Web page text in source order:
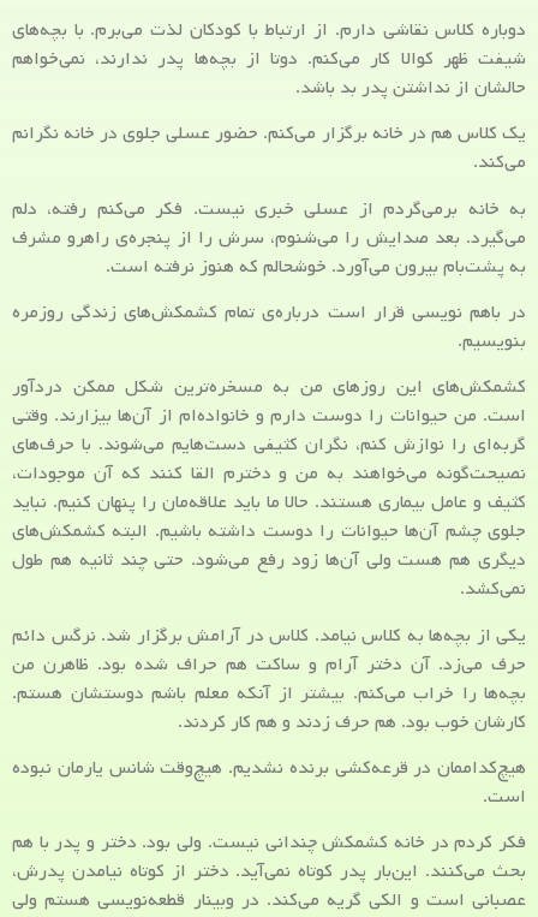
دوباره کلاس نقاشی دارم. از ارتباط با کودکان لذت می‌برم. با بچه‌های
شیفت ظهر کوالا کار می‌کنم. دوتا از بچه‌ها پدر ندارند، نمی‌خواهم
حالشان از نداشتن پدر بد باشد.
یک کلاس هم در خانه برگزار می‌کنم. حضور عسلی جلوی در خانه نگرانم
می‌کند.
به خانه برمی‌گردم از عسلی خبری نیست. فکر می‌کنم رفته، دلم
می‌گیرد. بعد صدایش را می‌شنوم، سرش را از پنجره‌ی راهرو مشرف
به پشت‌بام بیرون می‌آورد. خوشحالم که هنوز نرفته است.
در باهم نویسی قرار است درباره‌ی تمام کشمکش‌های زندگی روزمره
بنویسیم.
کشمکش‌های این روزهای من به مسخره‌ترین شکل ممکن دردآور
است. من حیوانات را دوست دارم و خانواده‌ام از آن‌ها بیزارند. وقتی
گربه‌ای را نوازش کنم، نگران کثیفی دست‌هایم می‌شوند. با حرف‌های
نصیحت‌گونه می‌خواهند به من و دخترم القا کنند که آن موجودات،
کثیف و عامل بیماری هستند. حالا ما باید علاقه‌مان را پنهان کنیم. نباید
جلوی چشم آن‌ها حیوانات را دوست داشته باشیم. البته کشمکش‌های
دیگری هم هست ولی آن‌ها زود رفع می‌شود. حتی چند ثانیه هم طول
نمی‌کشد.
یکی از بچه‌ها به کلاس نیامد. کلاس در آرامش برگزار شد. نرگس دائم
حرف می‌زد. آن دختر آرام و ساکت هم حراف شده بود. ظاهرن من
بچه‌ها را خراب می‌کنم. بیشتر از آنکه معلم باشم دوستشان هستم.
کارشان خوب بود. هم حرف زدند و هم کار کردند.
هیچ‌کداممان در قرعه‌کشی برنده نشدیم. هیچ‌وقت شانس یارمان نبوده
است.
فکر کردم در خانه کشمکش چندانی نیست. ولی بود. دختر و پدر با هم
بحث می‌کنند. این‌بار پدر کوتاه نمی‌آید. دختر از کوتاه نیامدن پدرش،
عصبانی است و الکی گریه می‌کند. در وبینار قطعه‌نویسی هستم ولی